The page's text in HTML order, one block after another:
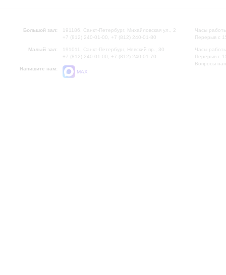
Большой зал:
191186, Санкт-Петербург, Михайловская ул., 2
+7 (812) 240-01-00, +7 (812) 240-01-80
Малый зал:
191011, Санкт-Петербург, Невский пр., 30
+7 (812) 240-01-00, +7 (812) 240-01-70
Напишите нам:
MAX
Часы
Перерыв с
Часы
Перерыв с
Вопросы